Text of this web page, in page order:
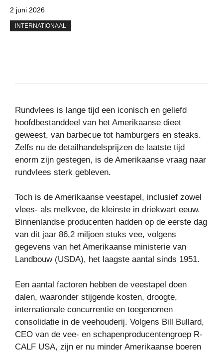
2 juni 2026
INTERNATIONAAL
Rundvlees is lange tijd een iconisch en geliefd
hoofdbestanddeel van het Amerikaanse dieet
geweest, van barbecue tot hamburgers en steaks.
Zelfs nu de detailhandelsprijzen de laatste tijd
enorm zijn gestegen, is de Amerikaanse vraag naar
rundvlees sterk gebleven.
Toch is de Amerikaanse veestapel, inclusief zowel
vlees- als melkvee, de kleinste in driekwart eeuw.
Binnenlandse producenten hadden op de eerste dag
van dit jaar 86,2 miljoen stuks vee, volgens
gegevens van het Amerikaanse ministerie van
Landbouw (USDA), het laagste aantal sinds 1951.
Een aantal factoren hebben de veestapel doen
dalen, waaronder stijgende kosten, droogte,
internationale concurrentie en toegenomen
consolidatie in de veehouderij. Volgens Bill Bullard,
CEO van de vee- en schapenproducentengroep R-
CALF USA, zijn er nu minder Amerikaanse boeren